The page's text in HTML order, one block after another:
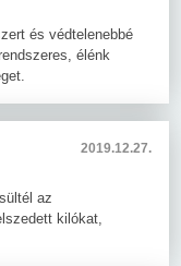
és védtelenebbé
élénk
2019.12.27.
az
kilókat,